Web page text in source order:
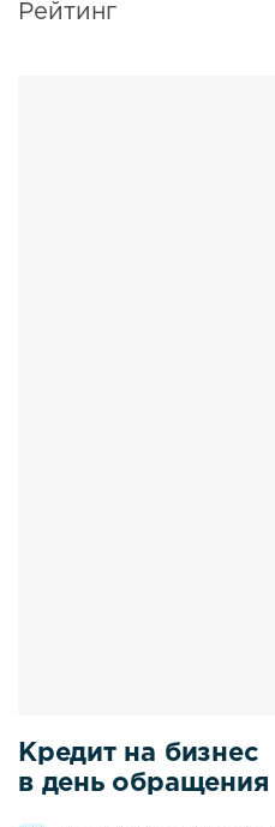
Рейтинг
Кредит на бизнес
в день обращения